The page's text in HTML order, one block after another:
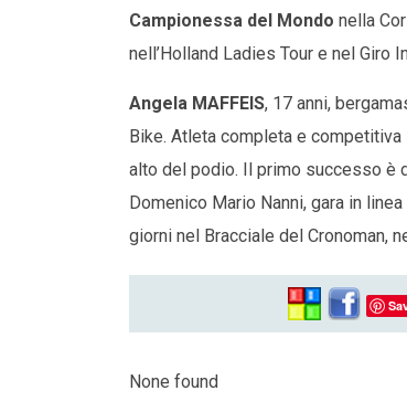
Campionessa del Mondo nella
nell’Holland Ladies Tour e nel Giro
Angela MAFFEIS, 17 anni,
Bike. Atleta completa e
alto del podio. Il primo successo è
Domenico Mario Nanni, gara in
giorni nel Bracciale del Cronoman,
None found